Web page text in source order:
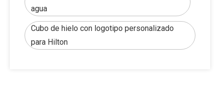
agua
Cubo de hielo con logotipo personalizado
para Hilton